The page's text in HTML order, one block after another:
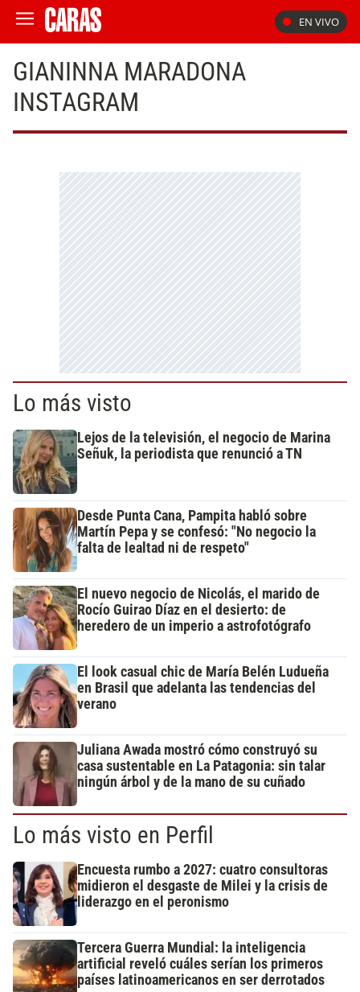
EN VIVO
GIANINNA MARADONA
INSTAGRAM
Lo más visto
Lejos de la televisión, el negocio de Marina
Señuk, la periodista que renunció a TN
Desde Punta Cana, Pampita habló sobre
Martín Pepa y se confesó: "No negocio la
falta de lealtad ni de respeto"
El nuevo negocio de Nicolás, el marido de
Rocío Guirao Díaz en el desierto: de
heredero de un imperio a astrofotógrafo
El look casual chic de María Belén Ludueña
en Brasil que adelanta las tendencias del
verano
Juliana Awada mostró cómo construyó su
casa sustentable en La Patagonia: sin talar
ningún árbol y de la mano de su cuñado
Lo más visto en Perfil
Encuesta rumbo a 2027: cuatro consultoras
midieron el desgaste de Milei y la crisis de
liderazgo en el peronismo
Tercera Guerra Mundial: la inteligencia
artificial reveló cuáles serían los primeros
países latinoamericanos en ser derrotados